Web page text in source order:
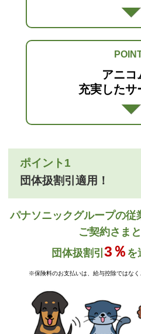
アニコ
充実したサ
ポイント1
団体扱割引適用！
パナソニックグループの従
ご契約さま
団体扱割引 3％ を
※保険料のお支払いは、給与控除ではなく